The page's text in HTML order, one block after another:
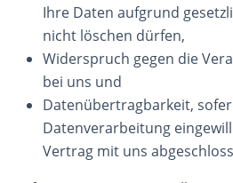
Ihre Daten aufgrund
nicht löschen dürfen,
Widerspruch gegen die
bei uns und
Datenübertragbarkeit,
Datenverarbeitung
Vertrag mit uns